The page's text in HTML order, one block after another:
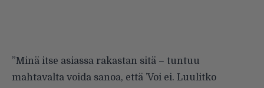
”Minä itse asiassa rakastan sitä – tuntuu
mahtavalta voida sanoa, että ’Voi ei. Luulitko